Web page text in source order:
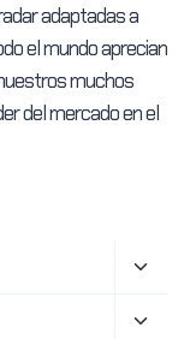
adaptadas a
el mundo aprecian
muchos
del mercado en el
hijo